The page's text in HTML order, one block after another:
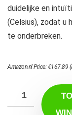
duidelijke en
(Celsius), zodat u
te onderbreken.
Amazon.nl Price:€167.89